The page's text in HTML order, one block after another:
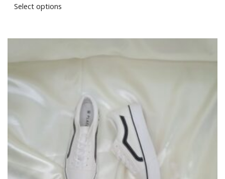
Select options